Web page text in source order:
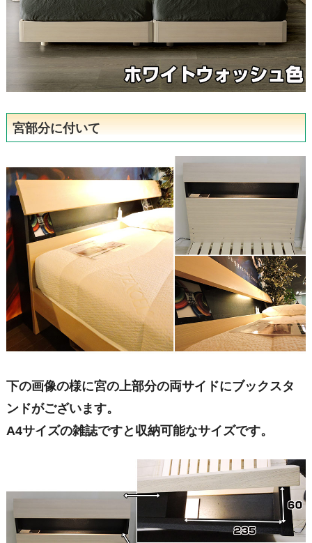
宮部分に付いて
下の画像の様に宮の上部分の両サイドにブックスタ
ンドがございます。
A4サイズの雑誌ですと収納可能なサイズです。